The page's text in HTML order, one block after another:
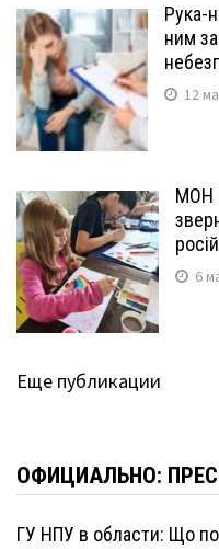
Рука-
ним
12
МОН
6
Еще публикации
ОФИЦИАЛЬНО:
ГУ НПУ в области: Що